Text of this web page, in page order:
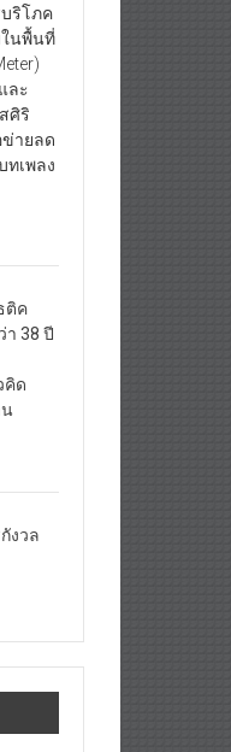
ริโภค
ในพื้นที่
ละ
ศิริ
ข่ายลด
ทเพลง
ติค
38 ปี
คิด
น
งวล